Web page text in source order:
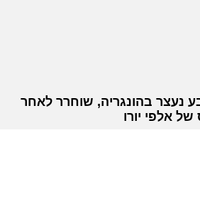
נעצר בהונגריה, שוחרר לאחר
אלפי יורו